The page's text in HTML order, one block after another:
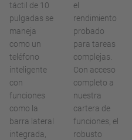
táctil de 10
pulgadas se
maneja
como un
teléfono
inteligente
con
funciones
como la
barra lateral
integrada,
el
rendimiento
probado
para tareas
complejas.
Con acceso
completo a
nuestra
cartera de
funciones, el
robusto